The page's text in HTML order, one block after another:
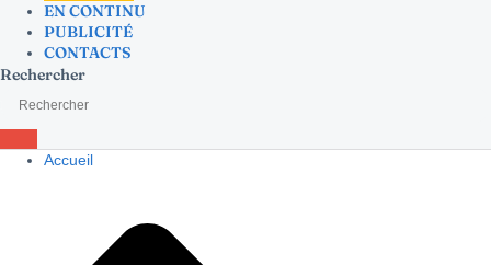
EN CONTINU
PUBLICITÉ
CONTACTS
Rechercher
Accueil